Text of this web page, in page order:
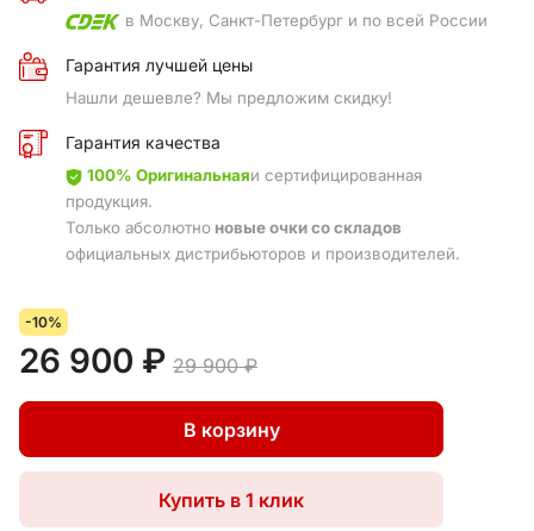
в Москву, Санкт-Петербург и по всей России
Гарантия лучшей цены
Нашли дешевле? Мы предложим скидку!
Гарантия качества
100% Оригинальнаяи сертифицированная
продукция.
Только абсолютно новые очки со складов
официальных дистрибьюторов и производителей.
-10%
26 900 ₽ 29 900 ₽
В корзину
Купить в 1 клик